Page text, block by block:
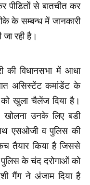
पीडितों से बातचीत कर
के सम्बन्ध में जानकारी
रही है।
की विधानसभा में आधा
असिस्टेंट कमांडेंट के
खुला चैलेंज दिया है।
उनके लिए बडी
एसओजी व पुलिस की
तैयार किया है जिससे
के चंद दरोगाओं को
गैंग ने अंजाम दिया है